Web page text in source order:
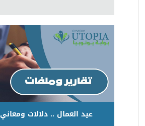
عيد العمال .. دلالات ومعاني